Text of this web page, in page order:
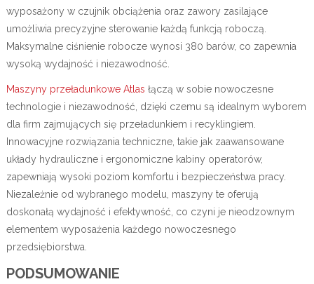
wyposażony w czujnik obciążenia oraz zawory zasilające
umożliwia precyzyjne sterowanie każdą funkcją roboczą.
Maksymalne ciśnienie robocze wynosi 380 barów, co zapewnia
wysoką wydajność i niezawodność.
Maszyny przeładunkowe Atlas łączą w sobie nowoczesne
technologie i niezawodność, dzięki czemu są idealnym wyborem
dla firm zajmujących się przeładunkiem i recyklingiem.
Innowacyjne rozwiązania techniczne, takie jak zaawansowane
układy hydrauliczne i ergonomiczne kabiny operatorów,
zapewniają wysoki poziom komfortu i bezpieczeństwa pracy.
Niezależnie od wybranego modelu, maszyny te oferują
doskonałą wydajność i efektywność, co czyni je nieodzownym
elementem wyposażenia każdego nowoczesnego
przedsiębiorstwa.
PODSUMOWANIE